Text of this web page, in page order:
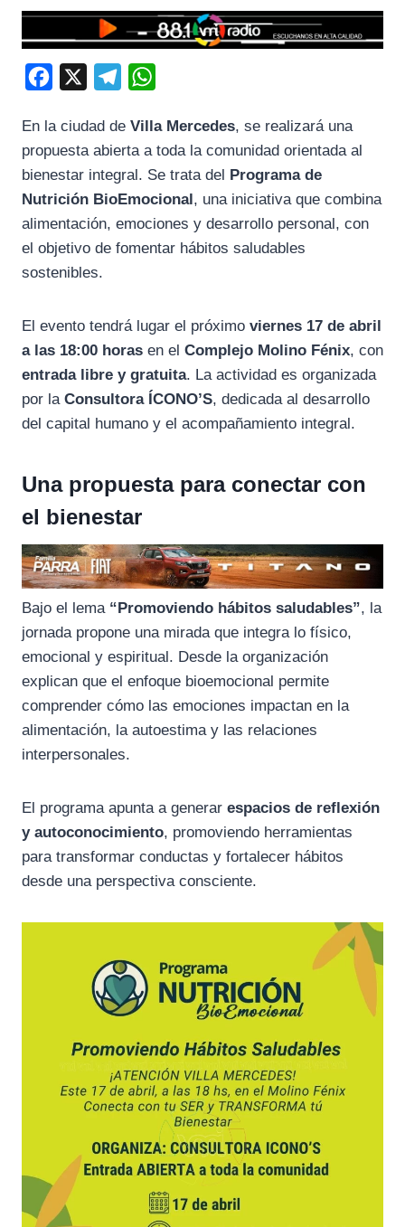
c
e
b
o
k
l
e
g
a
t
s
En la ciudad de Villa Mercedes, se realizará una
propuesta abierta a toda la comunidad orientada al
bienestar integral. Se trata del Programa de
Nutrición BioEmocional, una iniciativa que combina
alimentación, emociones y desarrollo personal, con
el objetivo de fomentar hábitos saludables
sostenibles.
El evento tendrá lugar el próximo viernes 17 de abril
a las 18:00 horas en el Complejo Molino Fénix, con
entrada libre y gratuita. La actividad es organizada
por la Consultora ÍCONO’S, dedicada al desarrollo
del capital humano y el acompañamiento integral.
Una propuesta para conectar con
el bienestar
Bajo el lema “Promoviendo hábitos saludables”, la
jornada propone una mirada que integra lo físico,
emocional y espiritual. Desde la organización
explican que el enfoque bioemocional permite
comprender cómo las emociones impactan en la
alimentación, la autoestima y las relaciones
interpersonales.
El programa apunta a generar espacios de reflexión
y autoconocimiento, promoviendo herramientas
para transformar conductas y fortalecer hábitos
desde una perspectiva consciente.